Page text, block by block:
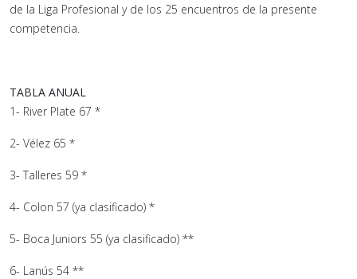
de la Liga Profesional y de los 25 encuentros de la presente
competencia.
TABLA ANUAL
1- River Plate 67 *
2- Vélez 65 *
3- Talleres 59 *
4- Colon 57 (ya clasificado) *
5- Boca Juniors 55 (ya clasificado) **
6- Lanús 54 **